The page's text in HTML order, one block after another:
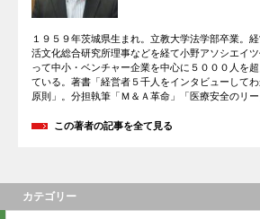
１９５９年茨城県生まれ。立教大学法学部卒業。
活文化総合研究所理事などを経て小野アソシエイ
って中小・ベンチャー企業を中心に５０００人を
ている。著書「経営者５千人をインタビューして
原則」。分担執筆「Ｍ＆Ａ革命」「医療安全のリー
この著者の記事を全て見る
カテゴリー